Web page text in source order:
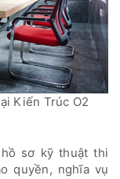
Kiến Trúc O2
sơ kỹ thuật thi
quyền, nghĩa vụ